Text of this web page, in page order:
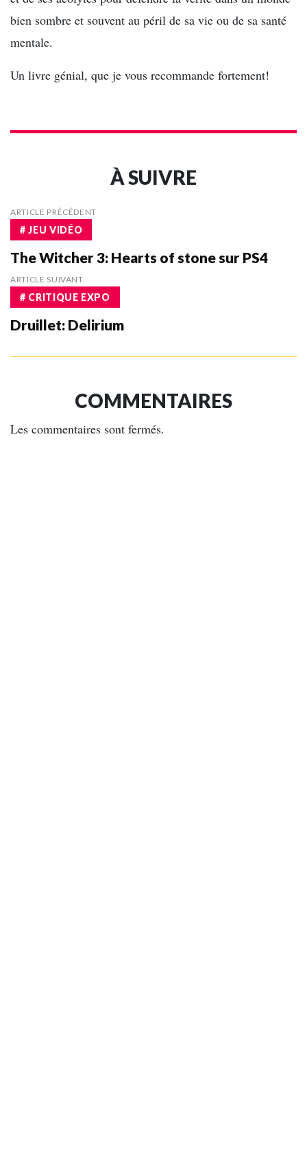
bien sombre et souvent au péril de sa vie ou de sa santé
mentale.
Un livre génial, que je vous recommande fortement!
À SUIVRE
ARTICLE PRÉCÉDENT
# JEU VIDÉO
The Witcher 3: Hearts of stone sur PS4
ARTICLE SUIVANT
# CRITIQUE EXPO
Druillet: Delirium
COMMENTAIRES
Les commentaires sont fermés.